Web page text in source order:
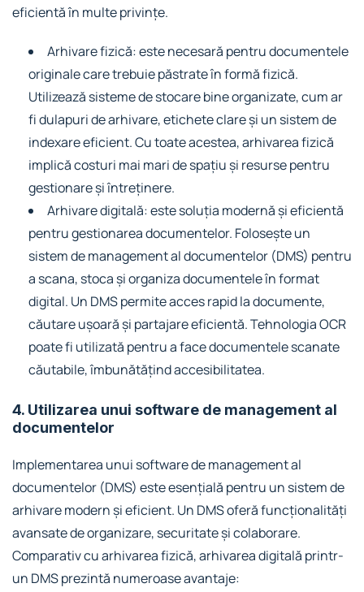
eficientă în multe privințe.
Arhivare fizică: este necesară pentru documentele
originale care trebuie păstrate în formă fizică.
Utilizează sisteme de stocare bine organizate, cum ar
fi dulapuri de arhivare, etichete clare și un sistem de
indexare eficient. Cu toate acestea, arhivarea fizică
implică costuri mai mari de spațiu și resurse pentru
gestionare și întreținere.
Arhivare digitală: este soluția modernă și eficientă
pentru gestionarea documentelor. Folosește un
sistem de management al documentelor (DMS) pentru
a scana, stoca și organiza documentele în format
digital. Un DMS permite acces rapid la documente,
căutare ușoară și partajare eficientă. Tehnologia OCR
poate fi utilizată pentru a face documentele scanate
căutabile, îmbunătățind accesibilitatea.
4. Utilizarea unui software de management al
documentelor
Implementarea unui software de management al
documentelor (DMS) este esențială pentru un sistem de
arhivare modern și eficient. Un DMS oferă funcționalități
avansate de organizare, securitate și colaborare.
Comparativ cu arhivarea fizică, arhivarea digitală printr-
un DMS prezintă numeroase avantaje: